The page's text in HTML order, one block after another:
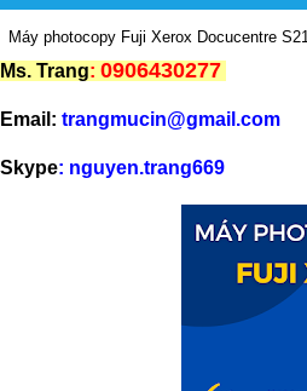
Máy photocopy Fuji Xerox Docucentre
Ms. Trang: 0906430277
Email: trangmucin@gmail.com
Skype: nguyen.trang669